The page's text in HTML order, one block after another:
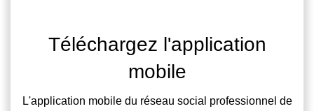
Téléchargez l'application
mobile
L'application mobile du réseau social professionnel de